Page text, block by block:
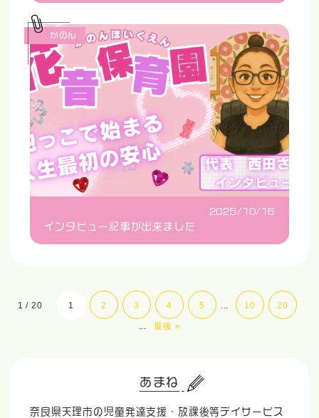
2025/10/16
インタビュー記事が出来ました
かのん
1 / 20 1 2 3 4 5 ... 10 20
... 最後 »
あまね
奈良県天理市の児童発達支援・放課後等デイサービス